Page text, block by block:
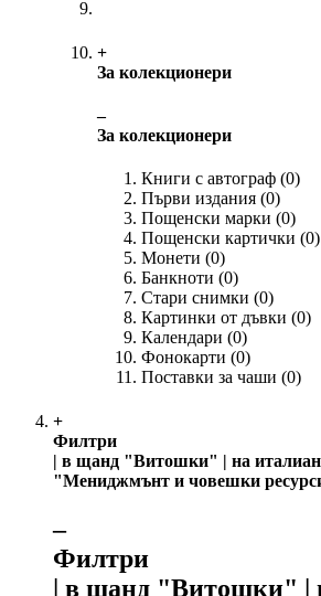
+
За колекционери
‒
За колекционери
Книги с автограф (0)
Първи издания (0)
Пощенски марки (0)
Пощенски картички (0)
Монети (0)
Банкноти (0)
Стари снимки (0)
Картинки от дъвки (0)
Календари (0)
Фонокарти (0)
Поставки за чаши (0)
+
Филтри
| в щанд "Витошки" | на
"Мениджмънт и човешки
‒
Филтри
| в щанд "Витошки" |